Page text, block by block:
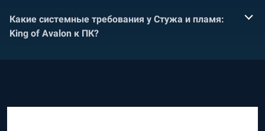
Какие системные требования у Стужа и пламя:
King of Avalon к ПК?